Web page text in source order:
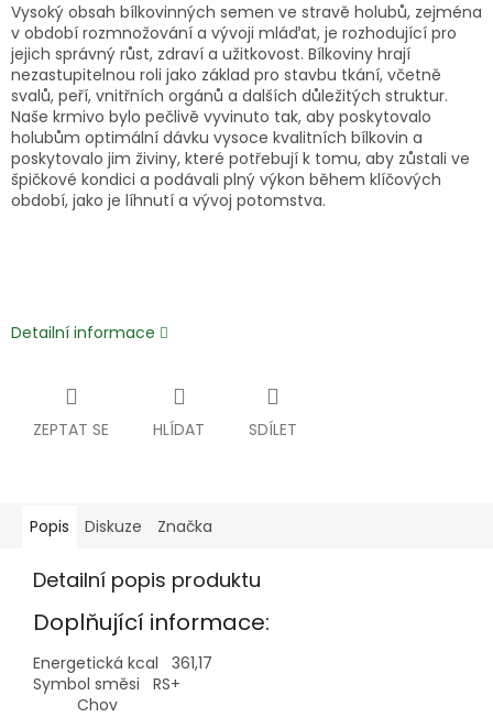
Vysoký obsah bílkovinných semen ve stravě holubů, zejména
v období rozmnožování a vývoji mláďat, je rozhodující pro
jejich správný růst, zdraví a užitkovost. Bílkoviny hrají
nezastupitelnou roli jako základ pro stavbu tkání, včetně
svalů, peří, vnitřních orgánů a dalších důležitých struktur.
Naše krmivo bylo pečlivě vyvinuto tak, aby poskytovalo
holubům optimální dávku vysoce kvalitních bílkovin a
poskytovalo jim živiny, které potřebují k tomu, aby zůstali ve
špičkové kondici a podávali plný výkon během klíčových
období, jako je líhnutí a vývoj potomstva.
Detailní informace
ZEPTAT SE HLÍDAT SDÍLET
Popis Diskuze Značka
Detailní popis produktu
Doplňující informace:
Energetická kcal 361,17
Symbol směsi RS+
Chov